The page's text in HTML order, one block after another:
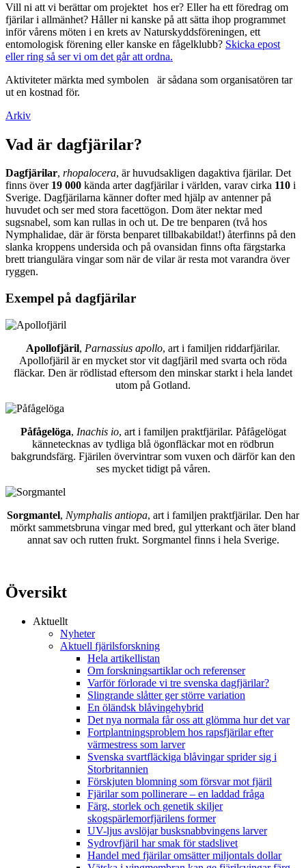
Vill ni att vi berättar om projektet hos er? Eller ha ett föredrag om
fjärilar i allmänhet? Håller ni kanske på att sätta ihop programmet
inför vårens möten i en krets av Naturskyddsföreningen, ett
entomologisk förening eller kanske en fågelklubb? Skicka epost
eller ring så ser vi om det går att ordna.
Aktiviteter märkta med symbolen
är sådana som organisatören tar
ut en kostnad för.
Arkiv
Vad är dagfjärilar?
Dagfjärilar, rhopalocera, är huvudsakligen dagaktiva fjärilar. Det
finns över 19 000 kända arter dagfjärilar i världen, varav cirka 110 i
Sverige. Dagfjärilarna känner dofter med hjälp av antenner på
huvudet och ser med stora facettögon. Dom äter nektar med
sugsnabel, som kan rullas in och ut. De tre benparen (två hos
Nymphalidae, där är första benparet tillbakabildat!) återfinns på den
slanka kroppens undersida och på ovansidan finns ofta färgstarka
brett triangulära vingar som när de vilar är resta mot varandra över
ryggen.
Exempel på dagfjärilar
Apollofjäril, Parnassius apollo, art i familjen riddarfjärilar.
Apollofjäril är en mycket stor vit dagfjäril med svarta och röda
fläckar. Den är rödlistad eftersom den minskar starkt i hela landet
utom på Gotland.
Påfågelöga, Inachis io, art i familjen praktfjärilar. Påfågelögat
kännetecknas av tydliga blå ögonfläckar mot en rödbrun
bakgrundsfärg. Fjärilen övervintrar som vuxen och därför kan den
ses mycket tidigt på våren.
Sorgmantel, Nymphalis antiopa, art i familjen praktfjärilar. Den har
mörkt sammetsbruna vingar med bred, gul ytterkant och äter bland
annat sav och rutten frukt. Sorgmantel finns i hela Sverige.
Översikt
Aktuellt
Nyheter
Aktuell fjärilsforskning
Hela artikellistan
Om forskningsartiklar och referenser
Varför förlorade vi tre svenska dagfjärilar?
Slingrande slåtter ger större variation
En öländsk blåvingehybrid
Det nya normala får oss att glömma hur det var
Fortplantningsproblem hos rapsfjärilar efter
värmestress som larver
Svenska svartfläckiga blåvingar sprider sig i
Storbritannien
Förskjuten blomning som försvar mot fjäril
Fjärilar som pollinerare – en laddad fråga
Färg, storlek och genetik skiljer
skogspärlemorfjärilens former
UV-ljus avslöjar busksnabbvingens larver
Sydrovfjäril har smak för stadslivet
Handel med fjärilar omsätter miljontals dollar